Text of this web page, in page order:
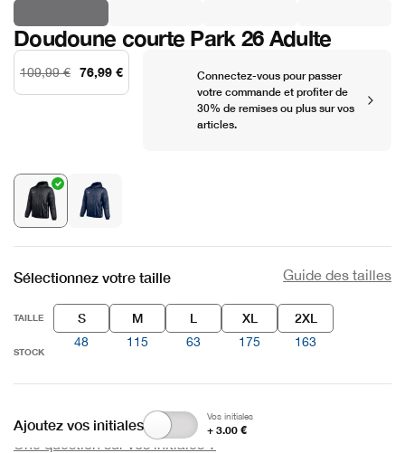
Doudoune courte Park 26 Adulte
76,99 €
109,99 €
Connectez-vous pour passer
votre commande et profiter de
30% de remises ou plus sur vos
articles.
Sélectionnez votre taille Guide des tailles
TAILLE
STOCK
S
48
M
115
L
63
XL
175
2XL
163
Ajoutez vos initiales Vos initiales
+ 3.00 €
Une question sur vos initiales ?